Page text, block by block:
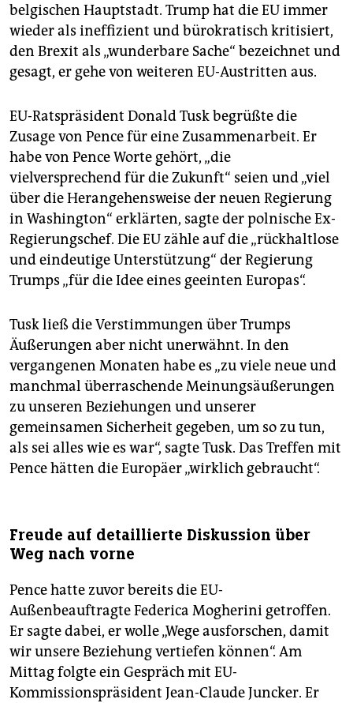
belgischen Hauptstadt. Trump hat die EU immer
wieder als ineffizient und bürokratisch kritisiert,
den Brexit als „wunderbare Sache“ bezeichnet und
gesagt, er gehe von weiteren EU-Austritten aus.
EU-Ratspräsident Donald Tusk begrüßte die
Zusage von Pence für eine Zusammenarbeit. Er
habe von Pence Worte gehört, „die
vielversprechend für die Zukunft“ seien und „viel
über die Herangehensweise der neuen Regierung
in Washington“ erklärten, sagte der polnische Ex-
Regierungschef. Die EU zähle auf die „rückhaltlose
und eindeutige Unterstützung“ der Regierung
Trumps „für die Idee eines geeinten Europas“.
Tusk ließ die Verstimmungen über Trumps
Äußerungen aber nicht unerwähnt. In den
vergangenen Monaten habe es „zu viele neue und
manchmal überraschende Meinungsäußerungen
zu unseren Beziehungen und unserer
gemeinsamen Sicherheit gegeben, um so zu tun,
als sei alles wie es war“, sagte Tusk. Das Treffen mit
Pence hätten die Europäer „wirklich gebraucht“.
Freude auf detaillierte Diskussion über
Weg nach vorne
Pence hatte zuvor bereits die EU-
Außenbeauftragte Federica Mogherini getroffen.
Er sagte dabei, er wolle „Wege ausforschen, damit
wir unsere Beziehung vertiefen können“. Am
Mittag folgte ein Gespräch mit EU-
Kommissionspräsident Jean-Claude Juncker. Er